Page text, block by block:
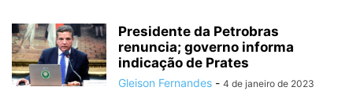
Presidente da Petrobras
renuncia; governo informa
indicação de Prates
Gleison Fernandes - 4 de janeiro de 2023